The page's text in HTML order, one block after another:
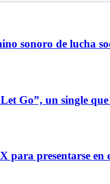
sonoro de lucha
Go”, un single
para presentarse en